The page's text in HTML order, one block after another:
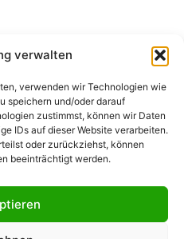
verwalten
verwenden wir Technologien wie
speichern und/oder darauf
zustimmst, können wir Daten
IDs auf dieser Website verarbeiten.
oder zurückziehst, können
beeinträchtigt werden.